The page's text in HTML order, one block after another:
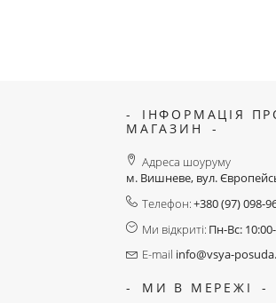
ІНФОРМАЦІЯ
МАГАЗИН
Адреса шоуруму
м. Вишневе, вул.
Телефон:+380 (97) 098-
Ми відкриті: Пн-Вс:
E-mail info@vsya-
МИ В МЕРЕЖІ